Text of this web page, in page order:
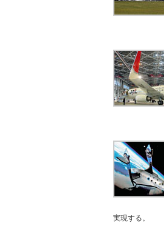
実現する。